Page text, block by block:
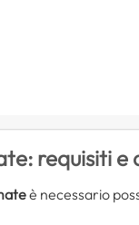
requisiti
è necessario